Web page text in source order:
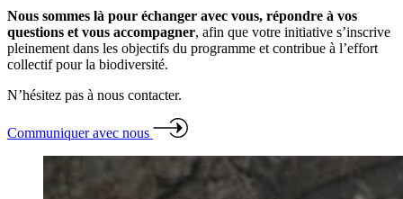
Nous sommes là pour échanger avec vous, répondre à vos
questions et vous accompagner, afin que votre initiative s’inscrive
pleinement dans les objectifs du programme et contribue à l’effort
collectif pour la biodiversité.
N’hésitez pas à nous contacter.
Communiquer avec nous